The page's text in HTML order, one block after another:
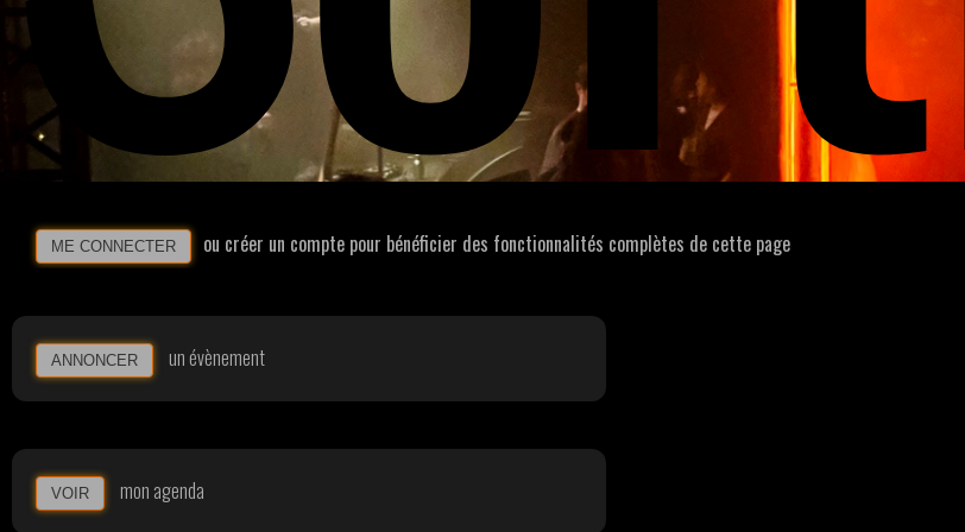
ME CONNECTER ou créer un compte pour bénéficier des fonctionnalités complètes de cette page
ANNONCER un évènement
VOIR mon agenda